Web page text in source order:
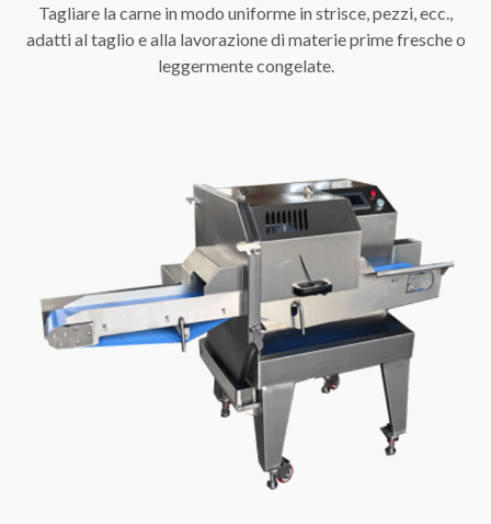
Tagliare la carne in modo uniforme in strisce, pezzi, ecc.,
adatti al taglio e alla lavorazione di materie prime fresche o
leggermente congelate.